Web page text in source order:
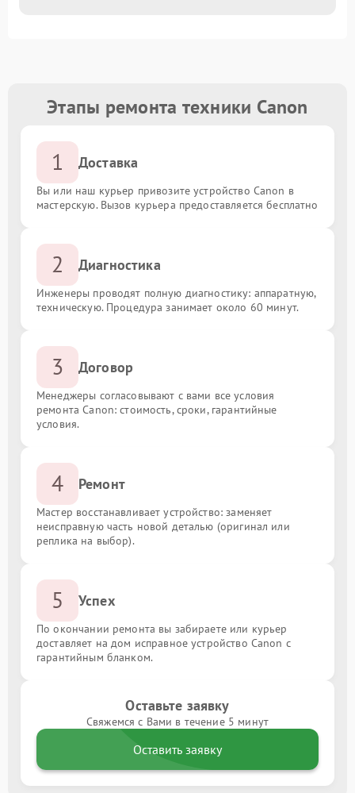
Этапы ремонта техники Canon
1 Доставка
Вы или наш курьер привозите устройство Canon в
мастерскую. Вызов курьера предоставляется бесплатно
2 Диагностика
Инженеры проводят полную диагностику: аппаратную,
техническую. Процедура занимает около 60 минут.
3 Договор
Менеджеры согласовывают с вами все условия
ремонта Canon: стоимость, сроки, гарантийные
условия.
4 Ремонт
Мастер восстанавливает устройство: заменяет
неисправную часть новой деталью (оригинал или
реплика на выбор).
5 Успех
По окончании ремонта вы забираете или курьер
доставляет на дом исправное устройство Canon с
гарантийным бланком.
Оставьте заявку
Свяжемся с Вами в течение 5 минут
Оставить заявку